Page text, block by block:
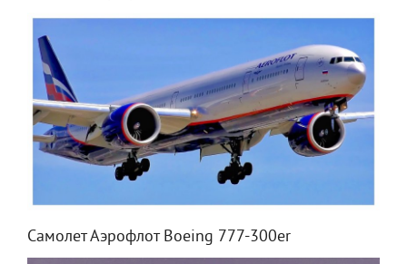
Самолет Аэрофлот Boeing 777-300er